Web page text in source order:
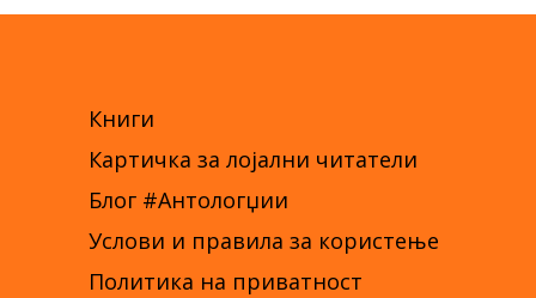
Книги
Картичка за лојални читатели
Блог #Антологџии
Услови и правила за користење
Политика на приватност